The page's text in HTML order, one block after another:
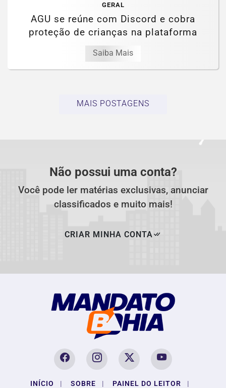
GERAL
AGU se reúne com Discord e cobra
proteção de crianças na plataforma
Saiba Mais
MAIS POSTAGENS
Não possui uma conta?
Você pode ler matérias exclusivas, anunciar
classificados e muito mais!
CRIAR MINHA CONTA
INÍCIO | SOBRE | PAINEL DO LEITOR |